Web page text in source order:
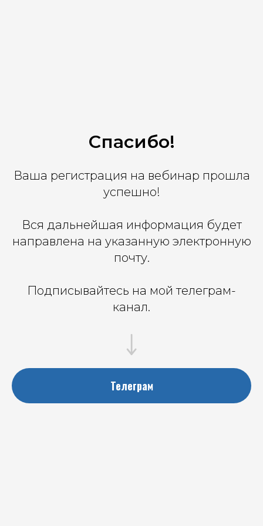
Спасибо!
Ваша регистрация на вебинар прошла
успешно!
Вся дальнейшая информация будет
направлена на указанную электронную
почту.
Подписывайтесь на мой телеграм-
канал.
Телеграм